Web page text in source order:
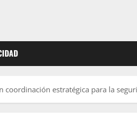
coordinación estratégica para la